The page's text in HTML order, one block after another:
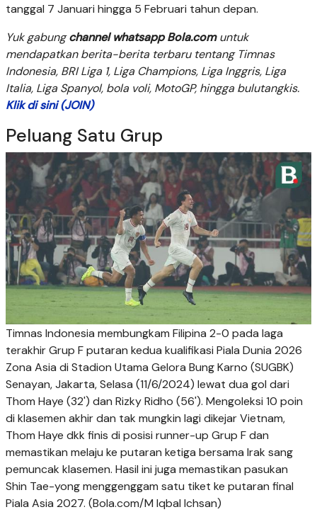
tanggal 7 Januari hingga 5 Februari tahun depan.
Yuk gabungchannel whatsapp Bola.comuntuk
mendapatkan berita-berita terbaru tentang Timnas
Indonesia, BRI Liga 1, Liga Champions, Liga Inggris, Liga
Italia, Liga Spanyol, bola voli, MotoGP, hingga bulutangkis.
Klik di sini (JOIN)
Peluang Satu Grup
Timnas Indonesia membungkam Filipina 2-0 pada laga
terakhir Grup F putaran kedua kualifikasi Piala Dunia 2026
Zona Asia di Stadion Utama Gelora Bung Karno (SUGBK)
Senayan, Jakarta, Selasa (11/6/2024) lewat dua gol dari
Thom Haye (32') dan Rizky Ridho (56'). Mengoleksi 10 poin
di klasemen akhir dan tak mungkin lagi dikejar Vietnam,
Thom Haye dkk finis di posisi runner-up Grup F dan
memastikan melaju ke putaran ketiga bersama Irak sang
pemuncak klasemen. Hasil ini juga memastikan pasukan
Shin Tae-yong menggenggam satu tiket ke putaran final
Piala Asia 2027. (Bola.com/M Iqbal Ichsan)